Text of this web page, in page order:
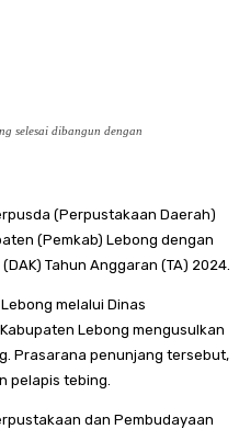
selesai dibangun dengan
(Perpustakaan Daerah)
(Pemkab) Lebong dengan
Tahun Anggaran (TA) 2024.
melalui Dinas
Lebong mengusulkan
Prasarana penunjang tersebut,
pelapis tebing.
dan Pembudayaan